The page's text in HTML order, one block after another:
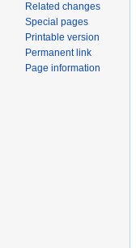
Related changes
Special pages
Printable version
Permanent link
Page information